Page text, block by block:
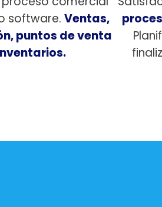
software. Ventas,
puntos de venta